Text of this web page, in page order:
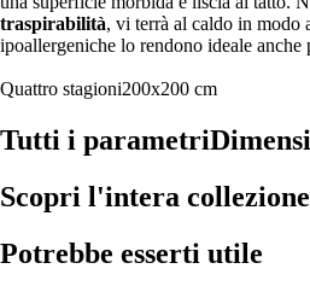
traspirabilità, vi terrà al caldo in modo
ipoallergeniche lo rendono ideale
Quattro stagioni200x200 cm
Tutti i parametri
Scopri l'intera collezione
Potrebbe esserti utile